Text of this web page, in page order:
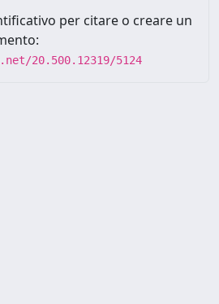
per citare o creare un
20.500.12319/5124